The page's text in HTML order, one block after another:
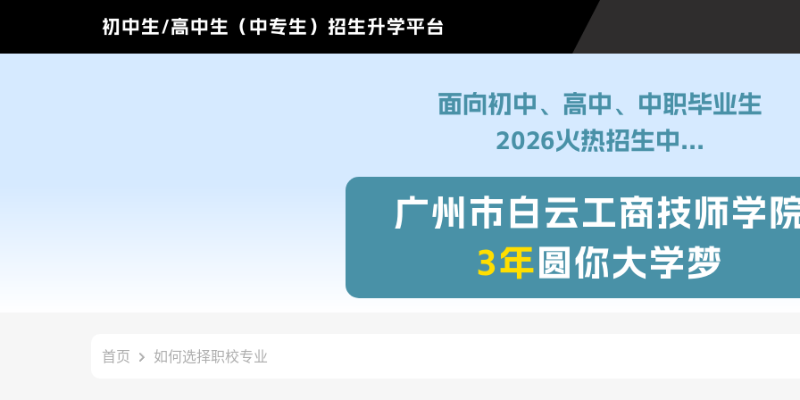
初中生/高中生（中专生）招生升学平台
面向初中、高中、中职毕业生
2026火热招生中...
广州市白云工商技师学
3年圆你大学梦
首页 如何选择职校专业